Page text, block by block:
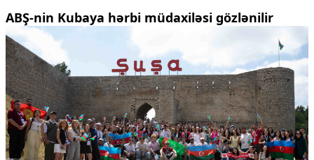
ABŞ-nin Kubaya hərbi müdaxiləsi gözlənilir